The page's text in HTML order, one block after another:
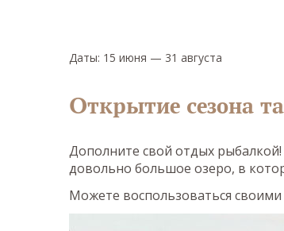
Даты: 15 июня — 31 августа
Открытие сезона
Дополните свой отдых
довольно большое озеро, в
Можете воспользоваться своими